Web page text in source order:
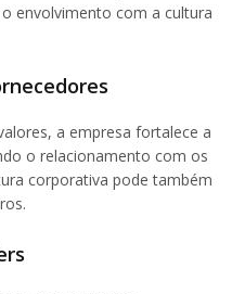
envolvimento com a cultura
a empresa fortalece a
o relacionamento com os
corporativa pode também